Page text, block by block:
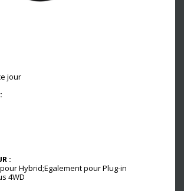
jour
:
Hybrid;Egalement pour Plug-in
4WD